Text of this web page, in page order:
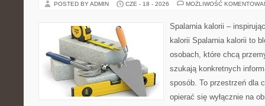
POSTED BY ADMIN CZE - 18 - 2026 MOŻLIWOŚĆ
Spalarnia kalorii –
kalorii Spalarnia kalorii to
osobach, które chcą
szukają konkretnych
sposób. To przestrzeń dla
opierać się wyłącznie na